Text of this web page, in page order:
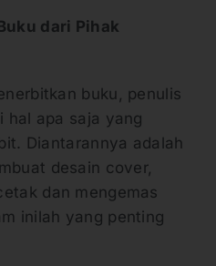
dari Pihak
buku, penulis
hal apa saja yang
Diantarannya adalah
desain cover,
dan mengemas
inilah yang penting